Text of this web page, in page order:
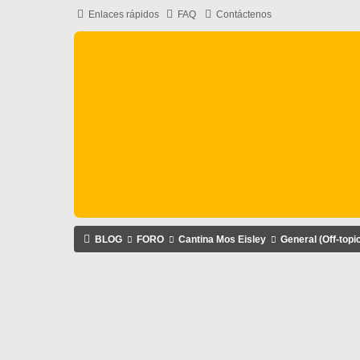
Enlaces rápidos FAQ Contáctenos
BLOG FORO Cantina Mos Eisley General (Off-